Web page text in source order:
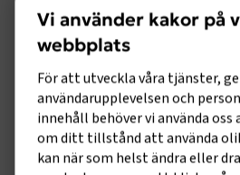
som är ett av förbunden inom
drivit tävlingen ”Nästa Stopp” för
gymnasieskolor med
KOMPETENSFÖRSÖRJNING
Vi använder kakor på
webbplats
För att utveckla våra tjänster,
användarupplevelsen och
innehåll behöver vi använda oss
om ditt tillstånd att använda
kan när som helst ändra eller